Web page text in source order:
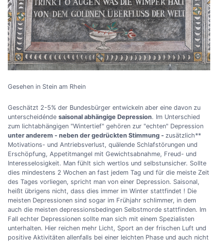
Gesehen in Stein am Rhein
Geschätzt 2-5% der Bundesbürger entwickeln aber eine davon zu
unterscheidénde saisonal abhängige Depression. Im Unterschied
zum lichtabhängigen "Wintertief" gehören zur "echten" Depression
unter anderem - neben der gedrückten Stimmung - zusätzlich**
Motivations- und Antriebsverlust, quälende Schlafstörungen und
Erschöpfung, Appetitmangel mit Gewichtsabnahme, Freud- und
Interesselosigkeit. Man fühlt sich wertlos und selbstunsicher. Sollte
dies mindestens 2 Wochen an fast jedem Tag und für die meiste Zeit
des Tages vorliegen, spricht man von einer Depression. Saisonal,
heißt übrigens nicht, dass dies immer im Winter stattfindet ! Die
meisten Depressionen sind sogar im Frühjahr schlimmer, in dem
auch die meisten depressionsbedingen Selbstmorde stattfinden. Im
Fall echter Depressionen sollte man sich mit einem Spezialisten
unterhalten. Hier reichen mehr Licht, Sport an der frischen Luft und
positive Aktivitäten allenfalls bei einer leichten Phase und auch nicht